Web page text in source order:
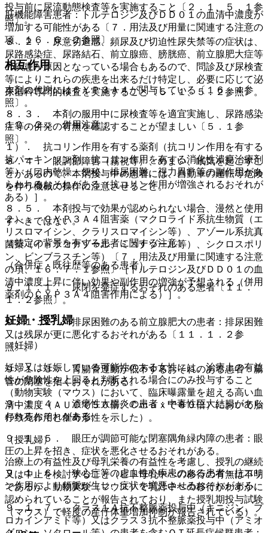
肝機能障害患者：トルテロジン及びＤＤ０１の血清中濃度が
増加する可能性がある〔７．用法及び用量に関連する注意の
項、１６．６．２参照〕。
相互作用
本剤の代謝にはＣＹＰ３Ａ４が関与している〔１６．４参
照〕。
１０．２． 併用注意：
１）． 抗コリン作用を有する薬剤（抗コリン作用を有する
抗パーキンソン剤、抗コリン作用を有する消化性潰瘍治療剤
等）［口内乾燥、便秘、排尿困難、視力異常等の副作用があ
らわれるおそれがある（抗コリン作用が増強されるおそれが
ある）］。
２）． ＣＹＰ３Ａ４阻害薬（マクロライド系抗生物質（エ
リスロマイシン、クラリスロマイシン等）、アゾール系抗真
菌薬（イトラコナゾール、ミコナゾール等）、シクロスポリ
ン、ビンブラスチン等）〔７．用法及び用量に関連する注意
の項、１６．７．１参照〕［トルテロジン及びＤＤ０１の血
清中濃度上昇に伴い効果や副作用の増強が予想される（併用
薬剤のＣＹＰ３Ａ４阻害作用による）］。
妊婦・授乳婦
（妊婦）
妊婦又は妊娠している可能性のある女性には、治療上の有益
性が危険性を上回ると判断される場合にのみ投与すること
（動物実験（マウス）において、臨床曝露量を超える高い血
清中濃度（ＡＵＣで５０倍、Ｃｍａｘで８０倍）において胎
仔致死作用と催奇形性を示した）。
（授乳婦）
治療上の有益性及び母乳栄養の有益性を考慮し、授乳の継続
又は中止を検討すること（ヒト母乳中への移行の有無は不明
であるが、動物実験（マウス）で乳汁中への移行がわずかに
認められていることが報告されており、また授乳期投与試験
（マウス）で軽度の産仔体重増加抑制が報告されている）。
投与前に尿流動態検査等を実施すること〔２．１、５．１参
照〕。
８．２． 尿意切迫感、頻尿及び切迫性尿失禁等の症状は、
尿路感染症、尿路結石、前立腺癌、膀胱癌、前立腺肥大症等
の疾患が原因となっている場合もあるので、問診及び尿検査
等によりこれらの疾患を出来るだけ特定し、必要に応じて泌
尿器科専門的検査を実施すること〔５．１、５．２参照〕。
８．３． 本剤の服用中に尿検査等を適宜実施し、尿路感染
症等の併発の有無を確認することが望ましい〔５．１参
照〕。
８．４． 眼調節障害（霧視等）、めまい、眠気を起こすこ
とがあるので、本剤投与中の患者には、自動車の運転等危険
を伴う機械の操作に注意させること。
８．５． 本剤投与で効果が認められない場合、漫然と使用
すべきではない。
（特定の背景を有する患者に関する注意）
（合併症・既往歴等のある患者）
９．１．１． 尿閉を発症するおそれのある患者〔１１．
１．２参照〕。
９．１．２． 排尿困難のある前立腺肥大の患者：排尿困難
又は残尿が更に悪化するおそれがある〔１１．１．２参
照〕。
９．１．３． 胃腸管運動が低下するおそれのある患者：腸
管の閉塞を招くおそれがある。
９．１．４． 潰瘍性大腸炎の患者：中毒性巨大結腸があら
われるおそれがある。
９．１．５． 眼圧が調節可能な閉塞隅角緑内障の患者：眼
圧の上昇を招き、症状を悪化させるおそれがある。
９．１．６． 狭心症等の虚血性心疾患のある患者：抗コリ
ン作用により頻脈が生じ、症状を増悪させるおそれがある。
９．１．７． クラス１Ａ抗不整脈薬投与中（キニジン、プ
ロカインアミド等）又はクラス３抗不整脈薬投与中（アミオ